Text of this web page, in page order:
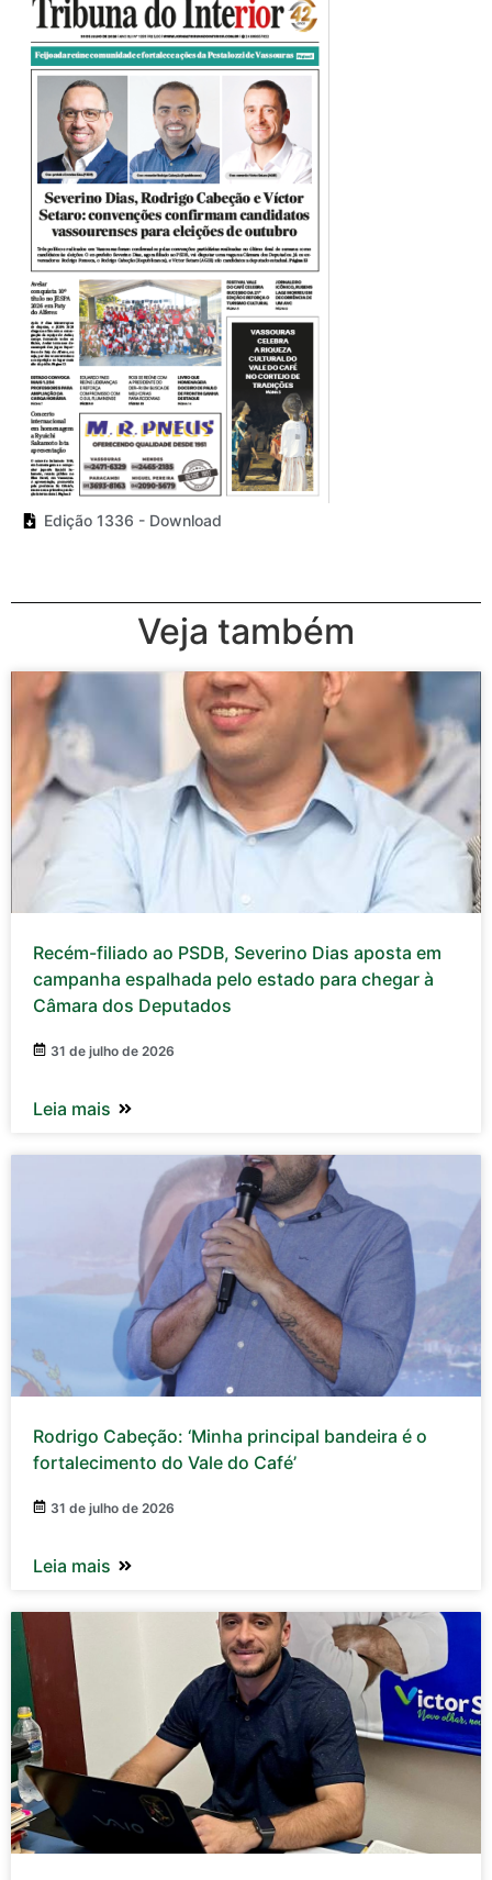
Edição 1336 - Download
Veja também
Recém-filiado ao PSDB, Severino Dias aposta em
campanha espalhada pelo estado para chegar à
Câmara dos Deputados
31 de julho de 2026
Leia mais
Rodrigo Cabeção: ‘Minha principal bandeira é o
fortalecimento do Vale do Café’
31 de julho de 2026
Leia mais